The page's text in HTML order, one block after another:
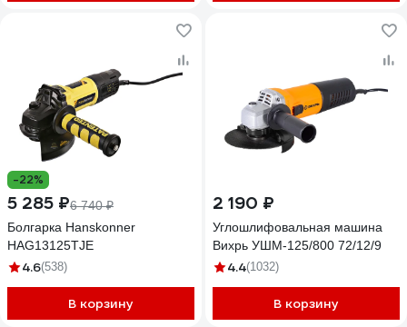
-22%
5 285 ₽6 740 ₽
Болгарка Hanskonner
HAG13125TJE
4.6(538)
В корзину
2 190 ₽
Углошлифовальная машина
Вихрь УШМ-125/800 72/12/9
4.4(1032)
В корзину